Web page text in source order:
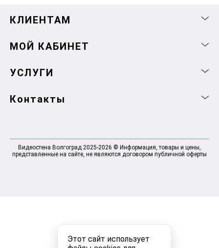
Этот сайт использует
КЛИЕНТАМ
МОЙ КАБИНЕТ
УСЛУГИ
Контакты
Видеостена Волгоград 2025-2026 © Информация, товары и цены,
представленные на сайте, не являются договором публичной оферты